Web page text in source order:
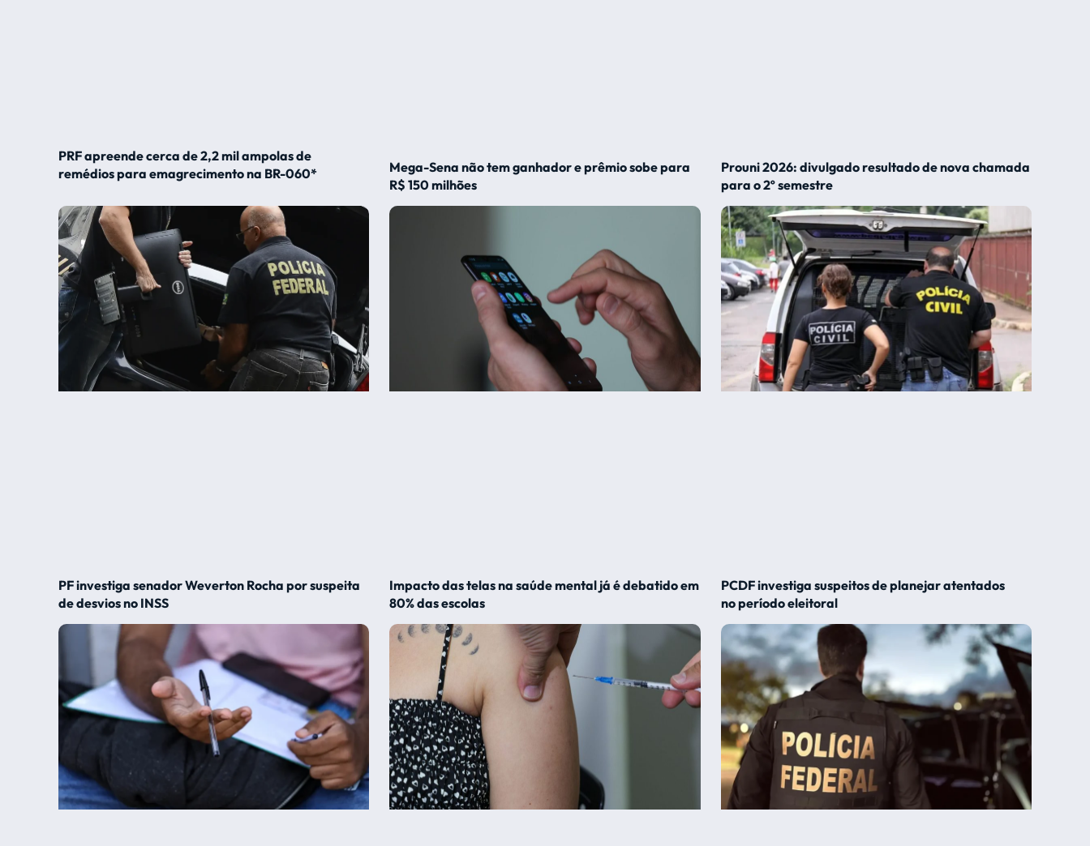
PRF apreende cerca de 2,2 mil ampolas de
remédios para emagrecimento na BR-060*
Mega-Sena não tem ganhador e prêmio sobe para
R$ 150 milhões
Prouni 2026: divulgado resultado de nova chamada
para o 2º semestre
PF investiga senador Weverton Rocha por suspeita
de desvios no INSS
Impacto das telas na saúde mental já é debatido em
80% das escolas
PCDF investiga suspeitos de planejar atentados
no período eleitoral